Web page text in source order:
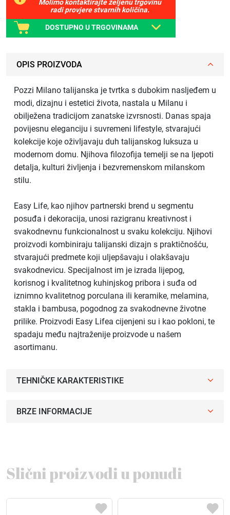
Molimo kontaktirajte željenu trgovinu
radi provjere stvarnih količina.
DOSTUPNO U TRGOVINAMA
OPIS PROIZVODA
Pozzi Milano talijanska je tvrtka s dubokim nasljeđem u
modi, dizajnu i estetici života, nastala u Milanu i
obilježena tradicijom zanatske izvrsnosti. Danas spaja
povijesnu eleganciju i suvremeni lifestyle, stvarajući
kolekcije koje oživljavaju duh talijanskog luksuza u
modernom domu. Njihova filozofija temelji se na ljepoti
detalja, kulturi življenja i bezvremenskom milanskom
stilu.
Easy Life, kao njihov partnerski brend u segmentu
posuđa i dekoracija, unosi razigranu kreativnost i
svakodnevnu funkcionalnost u svaku kolekciju. Njihovi
proizvodi kombiniraju talijanski dizajn s praktičnošću,
stvarajući predmete koji uljepšavaju i olakšavaju
svakodnevicu. Specijalnost im je izrada lijepog,
korisnog i kvalitetnog kuhinjskog pribora i suđa od
iznimno kvalitetnog porculana ili keramike, melamina,
stakla i bambusa, pogodnog za svakodnevne životne
prilike. Proizvodi Easy Lifea cijenjeni su i kao pokloni, te
spadaju među najtraženije proizvode u našem
asortimanu.
TEHNIČKE KARAKTERISTIKE
BRZE INFORMACIJE
Slični proizvodi u ponudi